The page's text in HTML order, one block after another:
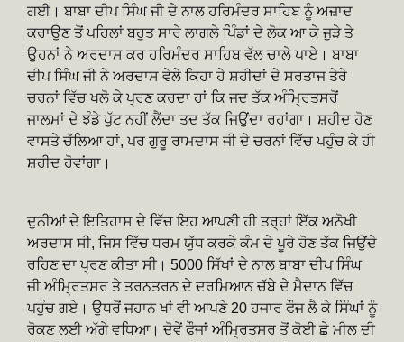
ਗਈ। ਬਾਬਾ ਦੀਪ ਸਿੰਘ ਜੀ ਦੇ ਨਾਲ ਹਰਿਮੰਦਰ ਸਾਹਿਬ ਨੂੰ ਅਜ਼ਾਦ
ਕਰਾਉਣ ਤੋਂ ਪਹਿਲਾਂ ਬਹੁਤ ਸਾਰੇ ਲਾਗਲੇ ਪਿੰਡਾਂ ਦੇ ਲੋਕ ਆ ਕੇ ਜੁੜੇ ਤੇ
ਉਹਨਾਂ ਨੇ ਅਰਦਾਸ ਕਰ ਹਰਿਮੰਦਰ ਸਾਹਿਬ ਵੱਲ ਚਾਲੇ ਪਾਏ। ਬਾਬਾ
ਦੀਪ ਸਿੰਘ ਜੀ ਨੇ ਅਰਦਾਸ ਵੇਲੇ ਕਿਹਾ ਹੇ ਸ਼ਹੀਦਾਂ ਦੇ ਸਰਤਾਜ ਤੇਰੇ
ਚਰਨਾਂ ਵਿੱਚ ਖਲੋ ਕੇ ਪ੍ਰਣ ਕਰਦਾ ਹਾਂ ਕਿ ਜਦ ਤੱਕ ਅੰਮ੍ਰਿਤਸਰੋਂ
ਜਾਲਮਾਂ ਦੇ ਝੰਡੇ ਪੁੱਟ ਨਹੀਂ ਲੈਂਦਾ ਤਦ ਤੱਕ ਜਿਉਂਦਾ ਰਹਾਂਗਾ। ਸ਼ਹੀਦ ਹੋਣ
ਵਾਸਤੇ ਚੱਲਿਆ ਹਾਂ, ਪਰ ਗੁਰੂ ਰਾਮਦਾਸ ਜੀ ਦੇ ਚਰਨਾਂ ਵਿੱਚ ਪਹੁੰਚ ਕੇ ਹੀ
ਸ਼ਹੀਦ ਹੋਵਾਂਗਾ।
ਦੁਨੀਆਂ ਦੇ ਇਤਿਹਾਸ ਦੇ ਵਿੱਚ ਇਹ ਆਪਣੀ ਹੀ ਤਰ੍ਹਾਂ ਇੱਕ ਅਨੋਖੀ
ਅਰਦਾਸ ਸੀ, ਜਿਸ ਵਿੱਚ ਧਰਮ ਯੁੱਧ ਕਰਕੇ ਕੰਮ ਦੇ ਪੂਰੇ ਹੋਣ ਤੱਕ ਜਿਉਂਦੇ
ਰਹਿਣ ਦਾ ਪ੍ਰਣ ਕੀਤਾ ਸੀ। 5000 ਸਿੱਖਾਂ ਦੇ ਨਾਲ ਬਾਬਾ ਦੀਪ ਸਿੰਘ
ਜੀ ਅੰਮ੍ਰਿਤਸਰ ਤੇ ਤਰਨਤਰਨ ਦੇ ਦਰਮਿਆਨ ਚੱਬੇ ਦੇ ਮੈਦਾਨ ਵਿੱਚ
ਪਹੁੰਚ ਗਏ। ਉਧਰੋਂ ਜਹਾਨ ਖਾਂ ਵੀ ਆਪਣੇ 20 ਹਜਾਰ ਫੌਜ ਲੈ ਕੇ ਸਿੰਘਾਂ ਨੂੰ
ਰੋਕਣ ਲਈ ਅੱਗੇ ਵਧਿਆ। ਦੋਵੇਂ ਫੌਜਾਂ ਅੰਮ੍ਰਿਤਸਰ ਤੋਂ ਕੋਈ ਛੇ ਮੀਲ ਦੀ